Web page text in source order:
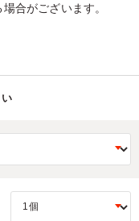
合がございます。